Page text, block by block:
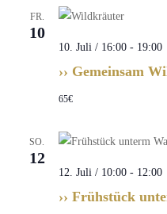
FR.
10
›› Gemeinsam
10. Juli / 16:00- 19:00
65€
SO.
12
›› Frühstück
12. Juli / 10:00- 12:00